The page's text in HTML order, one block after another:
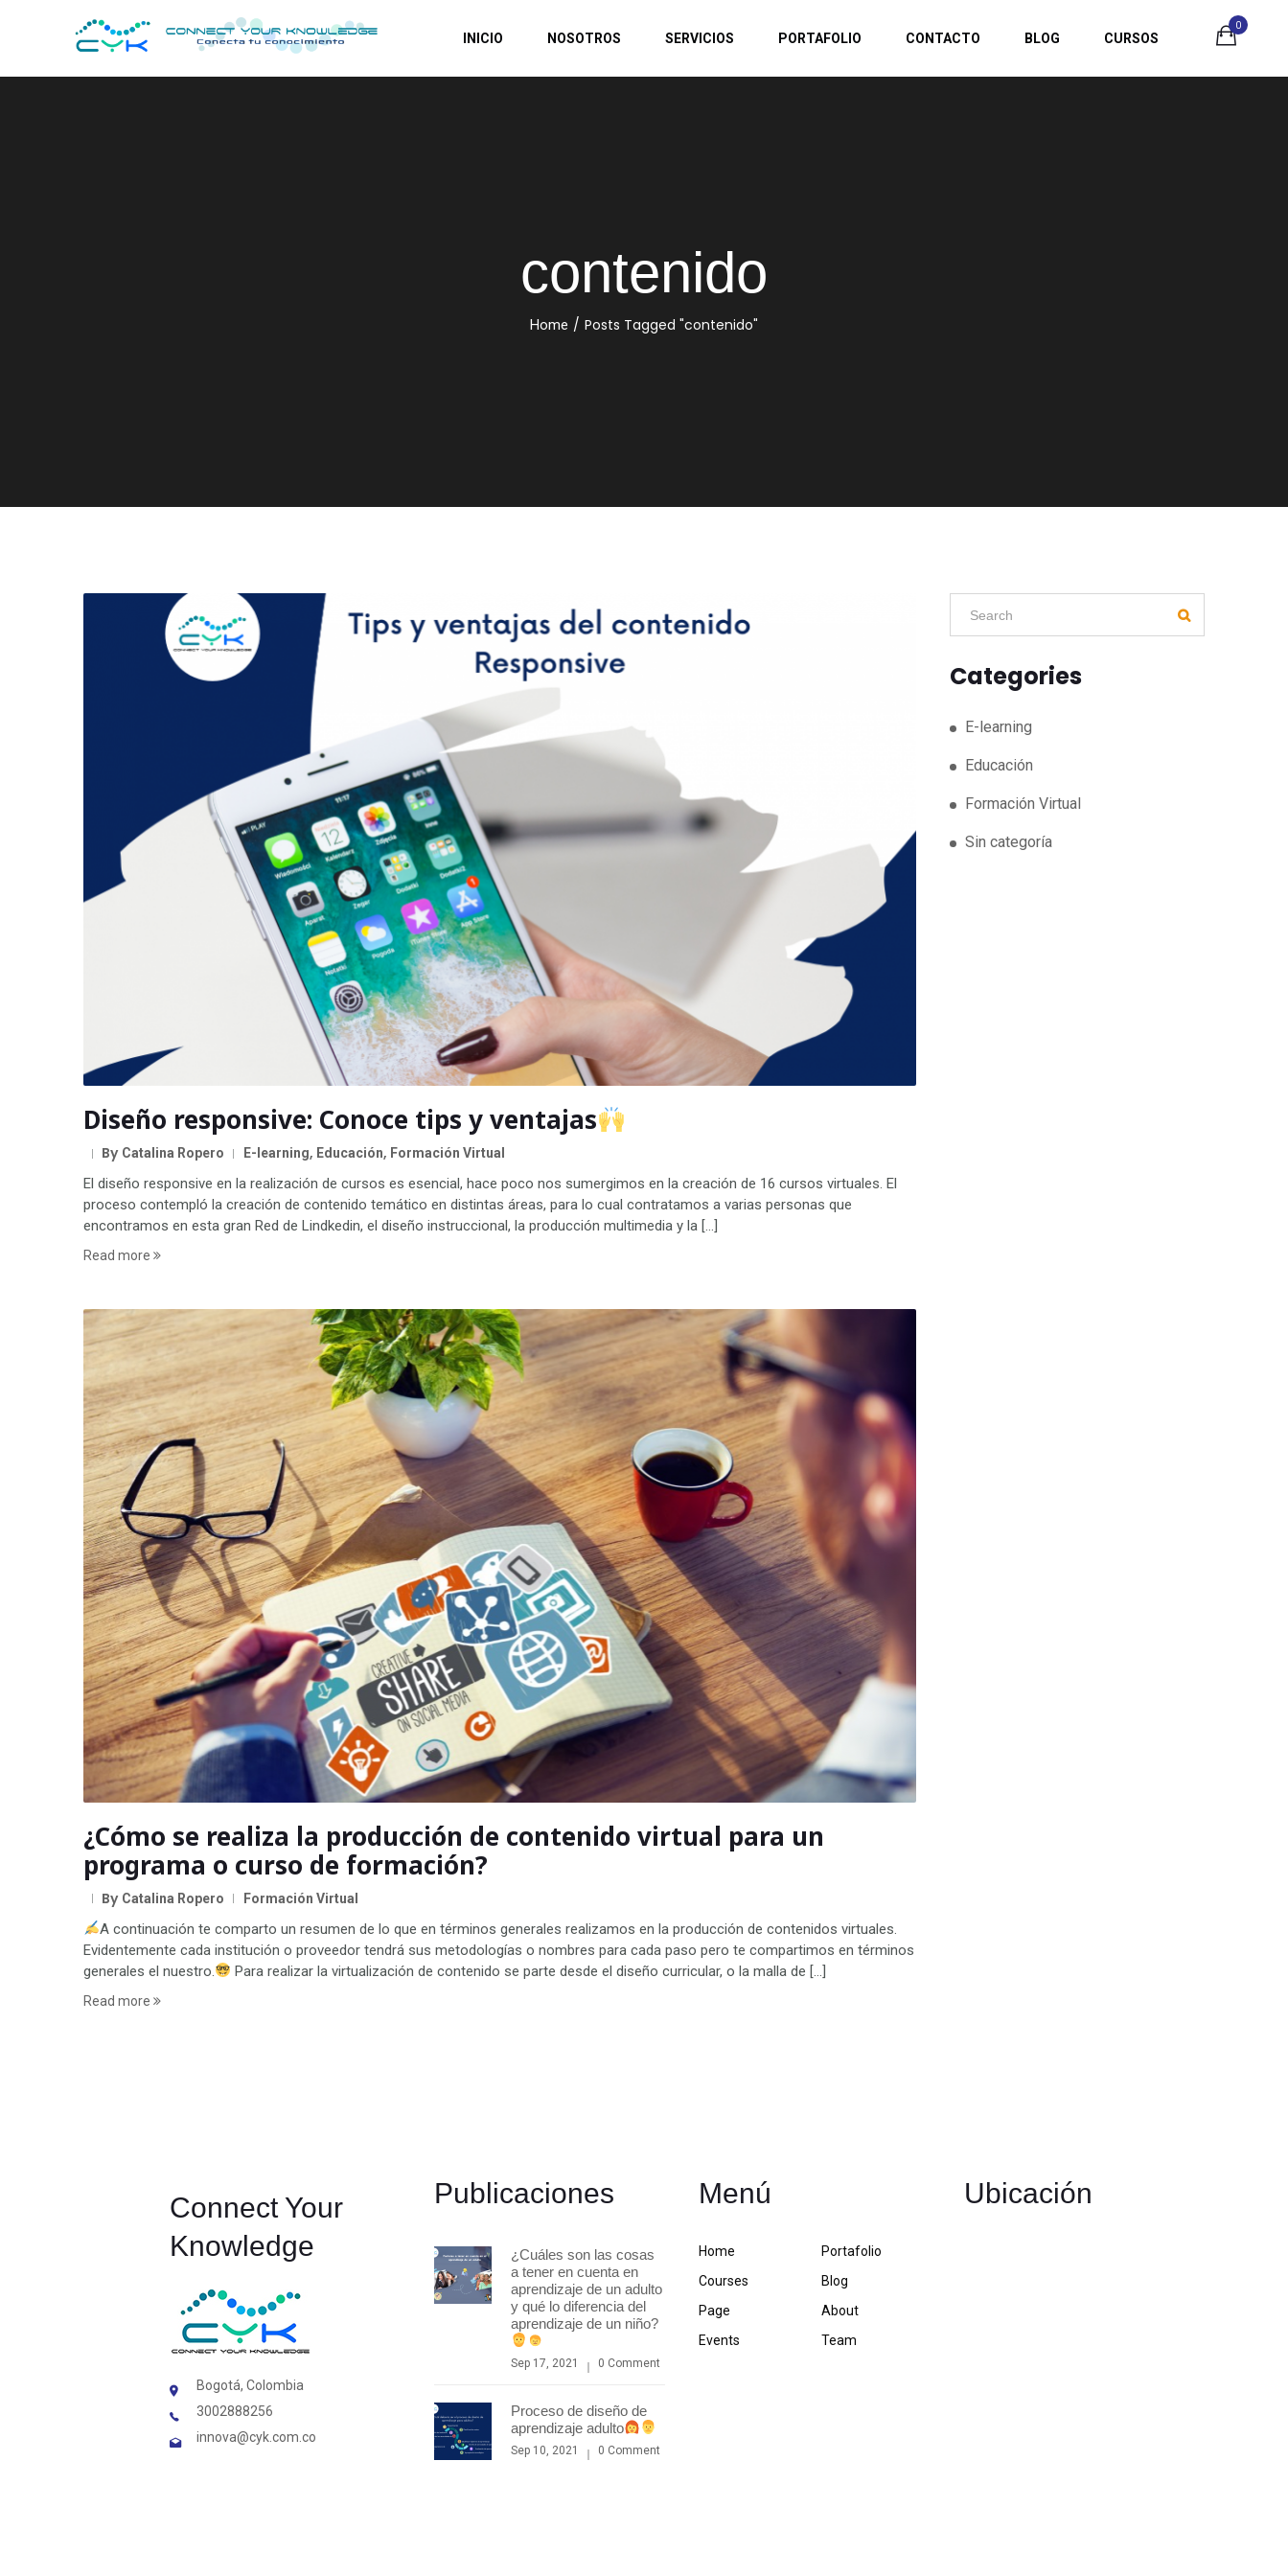
0
INICIO NOSOTROS SERVICIOS PORTAFOLIO CONTACTO BLOG CURSOS
contenido
Home / Posts Tagged "contenido"
Diseño responsive: Conoce tips y ventajas
By Catalina Ropero E-learning, Educación, Formación Virtual
El diseño responsive en la realización de cursos es esencial, hace poco nos sumergimos en la creación de 16 cursos virtuales. El
proceso contempló la creación de contenido temático en distintas áreas, para lo cual contratamos a varias personas que
encontramos en esta gran Red de Lindkedin, el diseño instruccional, la producción multimedia y la […]
Read more
¿Cómo se realiza la producción de contenido virtual para un
programa o curso de formación?
By Catalina Ropero Formación Virtual
A continuación te comparto un resumen de lo que en términos generales realizamos en la producción de contenidos virtuales.
Evidentemente cada institución o proveedor tendrá sus metodologías o nombres para cada paso pero te compartimos en términos
generales el nuestro.
Para realizar la virtualización de contenido se parte desde el diseño curricular, o la malla de […]
Read more
Categories
E-learning
Educación
Formación Virtual
Sin categoría
Connect Your
Knowledge
Bogotá, Colombia
3002888256
innova@cyk.com.co
Publicaciones
¿Cuáles son las cosas
a tener en cuenta en
aprendizaje de un adulto
y qué lo diferencia del
aprendizaje de un niño?
Sep 17, 2021 0 Comment
Proceso de diseño de
aprendizaje adulto
Sep 10, 2021 0 Comment
Menú
Home
Courses
Page
Events
Portafolio
Blog
About
Team
Ubicación